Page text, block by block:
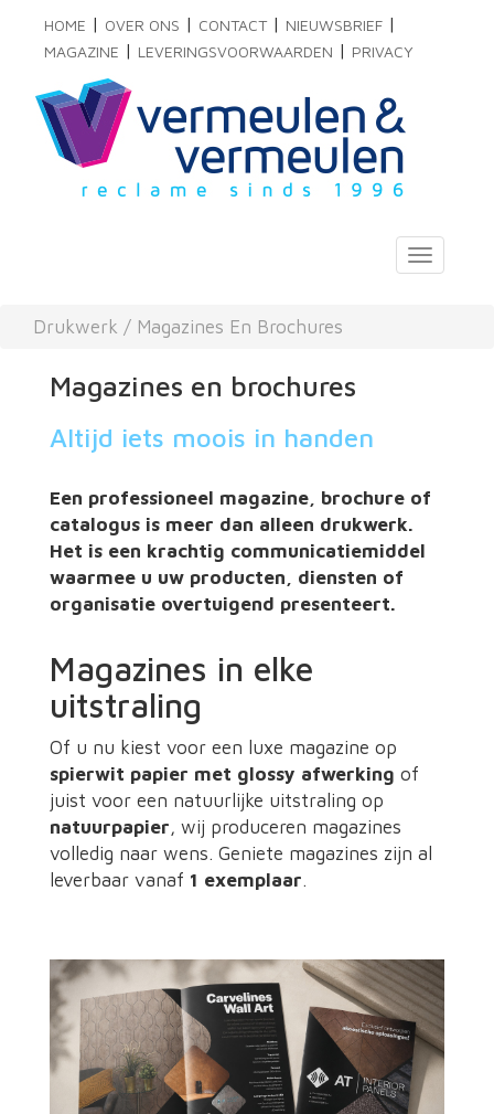
HOME | OVER ONS | CONTACT | NIEUWSBRIEF |
MAGAZINE | LEVERINGSVOORWAARDEN | PRIVACY
Toggle
Drukwerk / Magazines En Brochures
Magazines en brochures
Altijd iets moois in handen
Een professioneel magazine, brochure of
catalogus is meer dan alleen drukwerk.
Het is een krachtig communicatiemiddel
waarmee u uw producten, diensten of
organisatie overtuigend presenteert.
Magazines in elke
uitstraling
Of u nu kiest voor een luxe magazine op
spierwit papier met glossy afwerking of
juist voor een natuurlijke uitstraling op
natuurpapier, wij produceren magazines
volledig naar wens. Geniete magazines zijn al
leverbaar vanaf 1 exemplaar.